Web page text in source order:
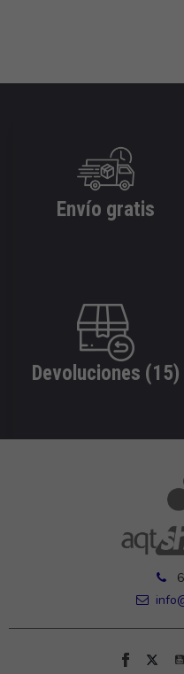
Envío gratis
Devoluciones (15)